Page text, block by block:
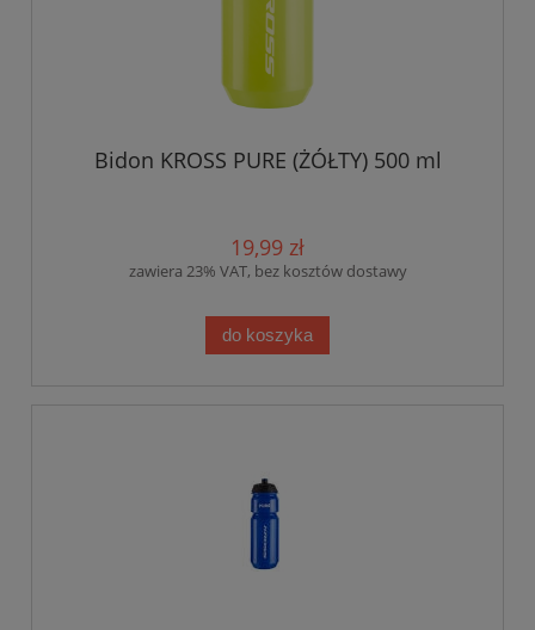
Bidon KROSS PURE (ŻÓŁTY) 500 ml
19,99 zł
zawiera 23% VAT, bez kosztów dostawy
do koszyka